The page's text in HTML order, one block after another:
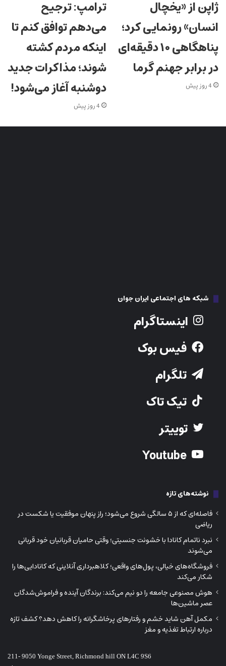
ژاپن از «یخچال
انسان» رونمایی کرد؛
پناهگاهی ۱۰ دقیقه‌ای
در برابر جهنم گرما
4 روز پیش
ترامپ: ترجیح
می‌دهم توافق کنم تا
اینکه مردم کشته
شوند؛ مذاکرات جدید
دوشنبه آغاز می‌شود!
4 روز پیش
توییتر
نوشته‌های تازه
فاصله‌ای که از ۵ سالگی شروع می‌شود؛ راز پنهان موفقیت یا شکست در
ریاضی
نبرد ناتمام کانادا با خشونت جنسیتی؛ وقتی حامیان قربانیان خود قربانی
می‌شوند
فروشگاه‌های خیالی، پول‌های واقعی؛ کلاهبرداری آنلاینی که کانادایی‌ها را
شکار می‌کند
مکمل آهن شاید خشم و رفتارهای پرخاشگرانه را کاهش دهد؟ کشف تازه
درباره ارتباط تغذیه و مغز
211- 9050 Yonge Street, Richmond hill ON L4C 9S6
Email: info@iranjavan.net